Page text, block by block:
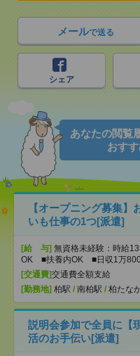
メールで送る
シェア
あなたの閲覧
おす
【オープニング募集
いも仕事の1つ[派遣]
[給 与] 無資格未経験：時給
OK ■扶養内OK ■日収1万
[交通費]交通費全額支給
[勤務地] 柏駅 / 南柏駅 / 柏たな
説明会参加で全員に【
活のお手伝い[派遣]